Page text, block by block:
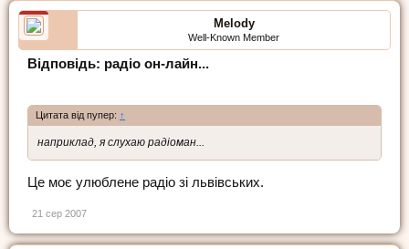
Melody
Well-Known Member
Відповідь: радіо он-лайн...
Цитата від пупер: ↑
наприклад, я слухаю радіоман...
Це моє улюблене радіо зі львівських.
21 сер 2007